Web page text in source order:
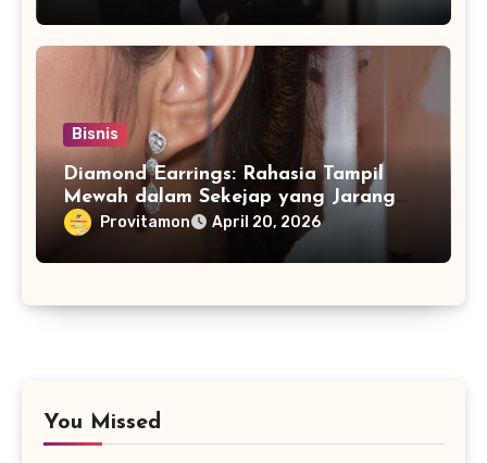
Bisnis
Diamond Earrings: Rahasia Tampil
Mewah dalam Sekejap yang Jarang
Diketahui
Provitamon April 20, 2026
You Missed